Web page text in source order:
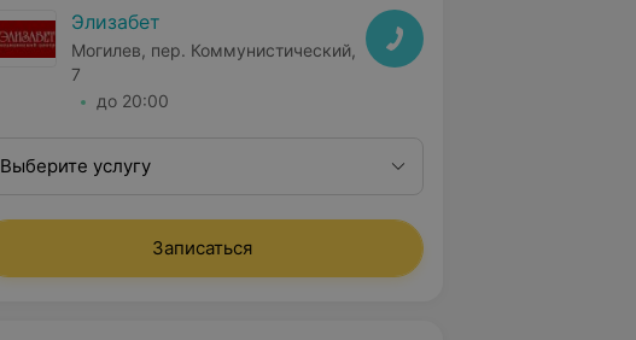
Элизабет
Могилев, пер. Коммунистический,
7
до 20:00
Выберите услугу
Записаться